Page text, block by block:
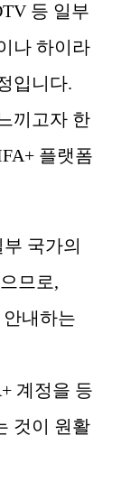
등 일부
나 하이라
입니다.
끼고자 한
플랫폼
국가의
므로,
내하는
계정을 등
것이 원활